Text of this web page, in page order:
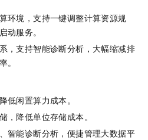
环境，支持一键调整计算资源规
动服务。
，支持智能诊断分析，大幅缩减排
。
低闲置算力成本。
，降低单位存储成本。
智能诊断分析，便捷管理大数据平